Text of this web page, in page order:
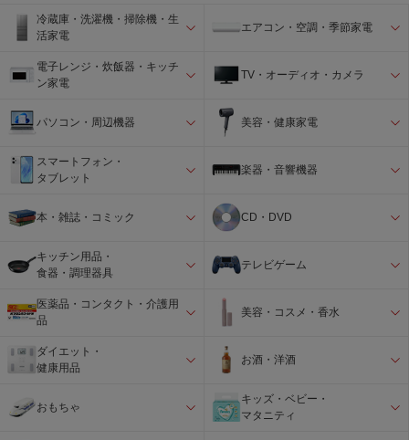
冷蔵庫・洗濯機・掃除機・生
活家電
エアコン・空調・季節家電
電子レンジ・炊飯器・キッチ
ン家電
TV・オーディオ・カメラ
パソコン・周辺機器 美容・健康家電
スマートフォン・
タブレット
楽器・音響機器
本・雑誌・コミック CD・DVD
キッチン用品・
食器・調理器具
テレビゲーム
医薬品・コンタクト・介護用
品
美容・コスメ・香水
ダイエット・
健康用品
お酒・洋酒
おもちゃ
キッズ・ベビー・
マタニティ